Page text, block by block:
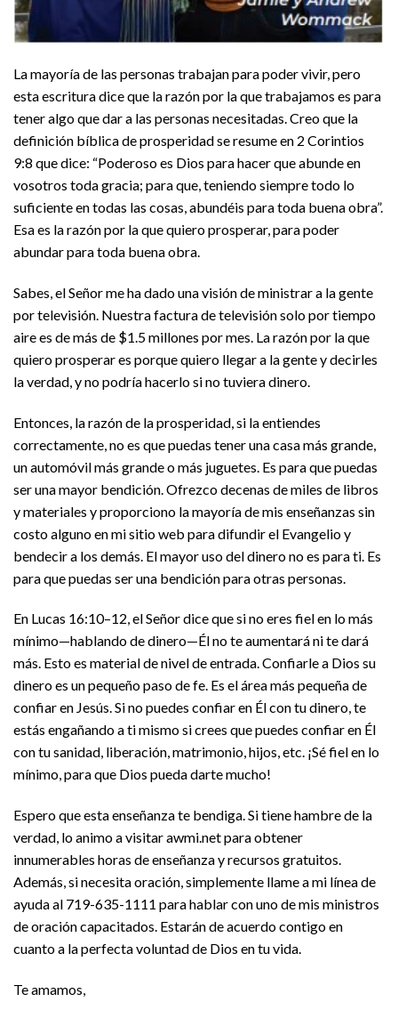
La mayoría de las personas trabajan para poder vivir, pero
esta escritura dice que la razón por la que trabajamos es para
tener algo que dar a las personas necesitadas. Creo que la
definición bíblica de prosperidad se resume en 2 Corintios
9:8 que dice: “Poderoso es Dios para hacer que abunde en
vosotros toda gracia; para que, teniendo siempre todo lo
suficiente en todas las cosas, abundéis para toda buena obra”.
Esa es la razón por la que quiero prosperar, para poder
abundar para toda buena obra.
Sabes, el Señor me ha dado una visión de ministrar a la gente
por televisión. Nuestra factura de televisión solo por tiempo
aire es de más de $1.5 millones por mes. La razón por la que
quiero prosperar es porque quiero llegar a la gente y decirles
la verdad, y no podría hacerlo si no tuviera dinero.
Entonces, la razón de la prosperidad, si la entiendes
correctamente, no es que puedas tener una casa más grande,
un automóvil más grande o más juguetes. Es para que puedas
ser una mayor bendición. Ofrezco decenas de miles de libros
y materiales y proporciono la mayoría de mis enseñanzas sin
costo alguno en mi sitio web para difundir el Evangelio y
bendecir a los demás. El mayor uso del dinero no es para ti. Es
para que puedas ser una bendición para otras personas.
En Lucas 16:10–12, el Señor dice que si no eres fiel en lo más
mínimo—hablando de dinero—Él no te aumentará ni te dará
más. Esto es material de nivel de entrada. Confiarle a Dios su
dinero es un pequeño paso de fe. Es el área más pequeña de
confiar en Jesús. Si no puedes confiar en Él con tu dinero, te
estás engañando a ti mismo si crees que puedes confiar en Él
con tu sanidad, liberación, matrimonio, hijos, etc. ¡Sé fiel en lo
mínimo, para que Dios pueda darte mucho!
Espero que esta enseñanza te bendiga. Si tiene hambre de la
verdad, lo animo a visitar awmi.net para obtener
innumerables horas de enseñanza y recursos gratuitos.
Además, si necesita oración, simplemente llame a mi línea de
ayuda al 719-635-1111 para hablar con uno de mis ministros
de oración capacitados. Estarán de acuerdo contigo en
cuanto a la perfecta voluntad de Dios en tu vida.
Te amamos,